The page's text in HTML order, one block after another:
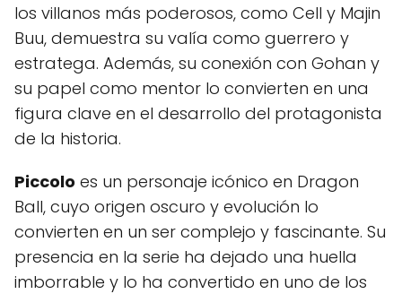
los villanos más poderosos, como Cell y Majin
Buu, demuestra su valía como guerrero y
estratega. Además, su conexión con Gohan y
su papel como mentor lo convierten en una
figura clave en el desarrollo del protagonista
de la historia.
Piccolo es un personaje icónico en Dragon
Ball, cuyo origen oscuro y evolución lo
convierten en un ser complejo y fascinante. Su
presencia en la serie ha dejado una huella
imborrable y lo ha convertido en uno de los